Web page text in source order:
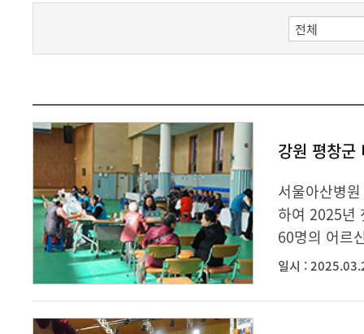
강원 평창군
서울아산병
하여 2025년
60명의 어르
일시 :